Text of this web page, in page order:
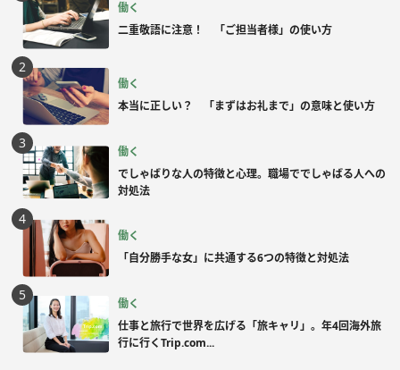
働く
二重敬語に注意！ 「ご担当者様」の使い方
働く
本当に正しい？ 「まずはお礼まで」の意味と使い方
働く
でしゃばりな人の特徴と心理。職場ででしゃばる人への
対処法
働く
「自分勝手な女」に共通する6つの特徴と対処法
働く
仕事と旅行で世界を広げる「旅キャリ」。年4回海外旅
行に行くTrip.com...